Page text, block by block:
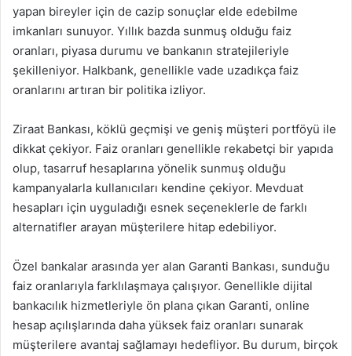
yapan bireyler için de cazip sonuçlar elde edebilme
imkanları sunuyor. Yıllık bazda sunmuş olduğu faiz
oranları, piyasa durumu ve bankanın stratejileriyle
şekilleniyor. Halkbank, genellikle vade uzadıkça faiz
oranlarını artıran bir politika izliyor.
Ziraat Bankası, köklü geçmişi ve geniş müşteri portföyü ile
dikkat çekiyor. Faiz oranları genellikle rekabetçi bir yapıda
olup, tasarruf hesaplarına yönelik sunmuş olduğu
kampanyalarla kullanıcıları kendine çekiyor. Mevduat
hesapları için uyguladığı esnek seçeneklerle de farklı
alternatifler arayan müşterilere hitap edebiliyor.
Özel bankalar arasında yer alan Garanti Bankası, sunduğu
faiz oranlarıyla farklılaşmaya çalışıyor. Genellikle dijital
bankacılık hizmetleriyle ön plana çıkan Garanti, online
hesap açılışlarında daha yüksek faiz oranları sunarak
müşterilere avantaj sağlamayı hedefliyor. Bu durum, birçok